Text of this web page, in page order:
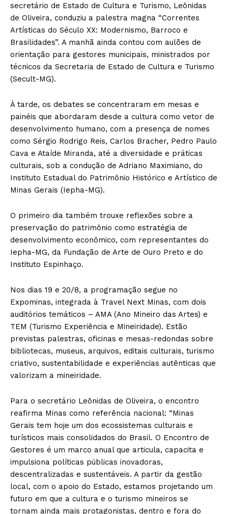
secretário de Estado de Cultura e Turismo, Leônidas
de Oliveira, conduziu a palestra magna “Correntes
Artísticas do Século XX: Modernismo, Barroco e
Brasilidades”. A manhã ainda contou com aulões de
orientação para gestores municipais, ministrados por
técnicos da Secretaria de Estado de Cultura e Turismo
(Secult-MG).
À tarde, os debates se concentraram em mesas e
painéis que abordaram desde a cultura como vetor de
desenvolvimento humano, com a presença de nomes
como Sérgio Rodrigo Reis, Carlos Bracher, Pedro Paulo
Cava e Ataíde Miranda, até a diversidade e práticas
culturais, sob a condução de Adriano Maximiano, do
Instituto Estadual do Patrimônio Histórico e Artístico de
Minas Gerais (Iepha-MG).
O primeiro dia também trouxe reflexões sobre a
preservação do patrimônio como estratégia de
desenvolvimento econômico, com representantes do
Iepha-MG, da Fundação de Arte de Ouro Preto e do
Instituto Espinhaço.
Nos dias 19 e 20/8, a programação segue no
Expominas, integrada à Travel Next Minas, com dois
auditórios temáticos – AMA (Ano Mineiro das Artes) e
TEM (Turismo Experiência e Mineiridade). Estão
previstas palestras, oficinas e mesas-redondas sobre
bibliotecas, museus, arquivos, editais culturais, turismo
criativo, sustentabilidade e experiências autênticas que
valorizam a mineiridade.
Para o secretário Leônidas de Oliveira, o encontro
reafirma Minas como referência nacional: “Minas
Gerais tem hoje um dos ecossistemas culturais e
turísticos mais consolidados do Brasil. O Encontro de
Gestores é um marco anual que articula, capacita e
impulsiona políticas públicas inovadoras,
descentralizadas e sustentáveis. A partir da gestão
local, com o apoio do Estado, estamos projetando um
futuro em que a cultura e o turismo mineiros se
tornam ainda mais protagonistas, dentro e fora do